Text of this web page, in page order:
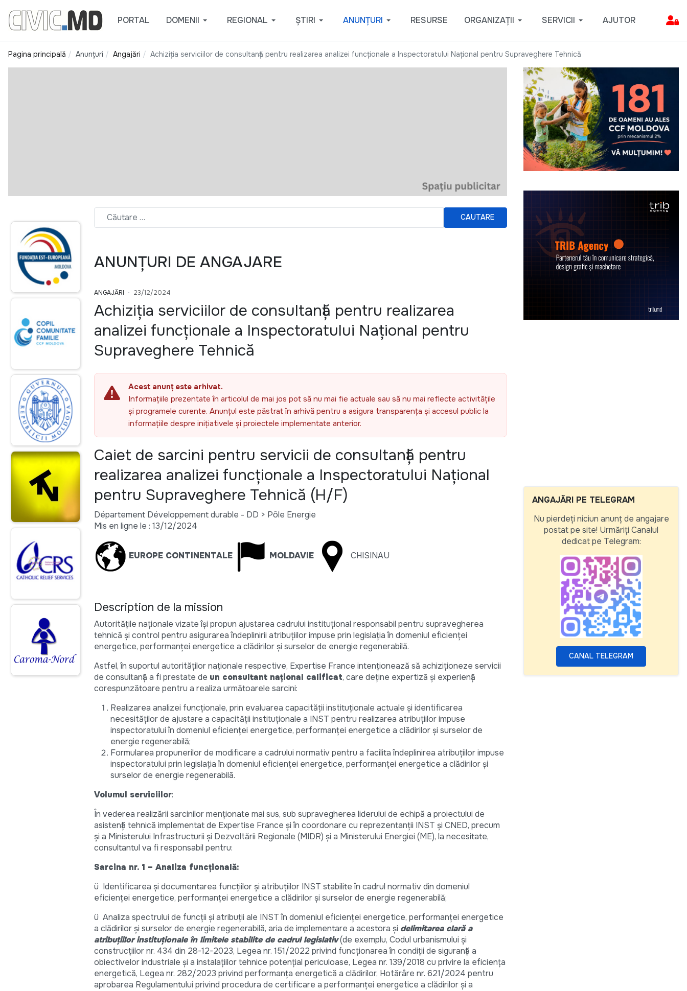
PORTAL DOMENII REGIONAL ȘTIRI ANUNȚURI RESURSE ORGANIZAȚII SERVICII AJUTOR
Pagina principală Anunțuri Angajări Achiziția serviciilor de consultanță pentru realizarea analizei funcționale a Inspectoratului Național pentru Supraveghere Tehnică
CAUTARE
ANUNȚURI DE ANGAJARE
ANGAJĂRI 23/12/2024
Achiziția serviciilor de consultanță pentru realizarea
analizei funcționale a Inspectoratului Național pentru
Supraveghere Tehnică
Acest anunț este arhivat.
Informațiile prezentate în articolul de mai jos pot să nu mai fie actuale sau să nu mai reflecte activitățile
și programele curente. Anunțul este păstrat în arhivă pentru a asigura transparența și accesul public la
informațiile despre inițiativele și proiectele implementate anterior.
Caiet de sarcini pentru servicii de consultanță pentru
realizarea analizei funcționale a Inspectoratului Național
pentru Supraveghere Tehnică (H/F)
Département Développement durable - DD > Pôle Energie
Mis en ligne le : 13/12/2024
EUROPE CONTINENTALE MOLDAVIE CHISINAU
Description de la mission
Autoritățile naționale vizate își propun ajustarea cadrului instituțional responsabil pentru supravegherea
tehnică și control pentru asigurarea îndeplinirii atribuțiilor impuse prin legislația în domeniul eficienței
energetice, performanței energetice a clădirilor și surselor de energie regenerabilă.
Astfel, în suportul autorităților naționale respective, Expertise France intenționează să achiziționeze servicii
de consultanță a fi prestate de un consultant național calificat, care deține expertiză și experiență
corespunzătoare pentru a realiza următoarele sarcini:
Realizarea analizei funcționale, prin evaluarea capacității instituționale actuale și identificarea
necesităților de ajustare a capacității instituționale a INST pentru realizarea atribuțiilor impuse
inspectoratului în domeniul eficienței energetice, performanței energetice a clădirilor și surselor de
energie regenerabilă;
Formularea propunerilor de modificare a cadrului normativ pentru a facilita îndeplinirea atribuțiilor impuse
inspectoratului prin legislația în domeniul eficienței energetice, performanței energetice a clădirilor și
surselor de energie regenerabilă.
Volumul serviciilor:
În vederea realizării sarcinilor menționate mai sus, sub supravegherea liderului de echipă a proiectului de
asistență tehnică implementat de Expertise France și în coordonare cu reprezentanții INST și CNED, precum
și a Ministerului Infrastructurii și Dezvoltării Regionale (MIDR) și a Ministerului Energiei (ME), la necesitate,
consultantul va fi responsabil pentru:
Sarcina nr. 1 – Analiza funcțională:
ü Identificarea și documentarea funcțiilor și atribuțiilor INST stabilite în cadrul normativ din domeniul
eficienței energetice, performanței energetice a clădirilor și surselor de energie regenerabilă;
ü Analiza spectrului de funcții și atribuții ale INST în domeniul eficienței energetice, performanței energetice
a clădirilor și surselor de energie regenerabilă, aria de implementare a acestora și delimitarea clară a
atribuțiilor instituționale în limitele stabilite de cadrul legislativ(de exemplu, Codul urbanismului și
construcțiilor nr. 434 din 28-12-2023, Legea nr. 151/2022 privind funcționarea în condiții de siguranță a
obiectivelor industriale și a instalațiilor tehnice potențial periculoase, Legea nr. 139/2018 cu privire la eficiența
energetică, Legea nr. 282/2023 privind performanța energetică a clădirilor, Hotărâre nr. 621/2024 pentru
aprobarea Regulamentului privind procedura de certificare a performanței energetice a clădirilor şi a
ANGAJĂRI PE TELEGRAM
Nu pierdeți niciun anunț de angajare
postat pe site! Urmăriți Canalul
dedicat pe Telegram:
CANAL TELEGRAM